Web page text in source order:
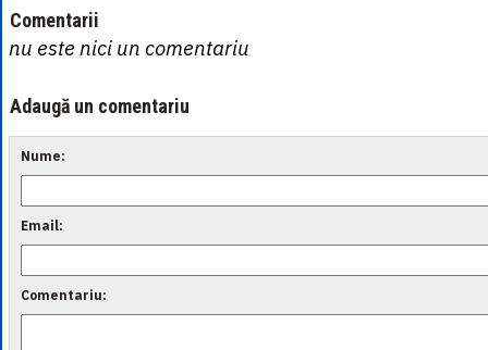
Comentarii
nu este nici un comentariu
Adaugă un comentariu
Nume:
Email:
Comentariu: